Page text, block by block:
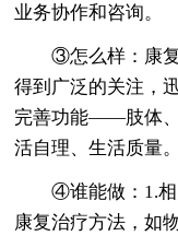
业务协作和咨询。
③怎么样：康复
得到广泛的关注，
完善功能——肢体、
活自理、生活质量。
④谁能做：1.相
康复治疗方法，如